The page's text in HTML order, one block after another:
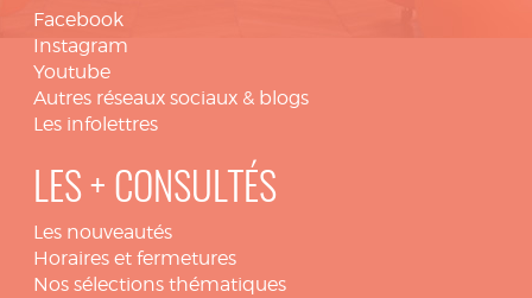
Facebook
Instagram
Youtube
Autres réseaux sociaux & blogs
Les infolettres
LES + CONSULTÉS
Les nouveautés
Horaires et fermetures
Nos sélections thématiques